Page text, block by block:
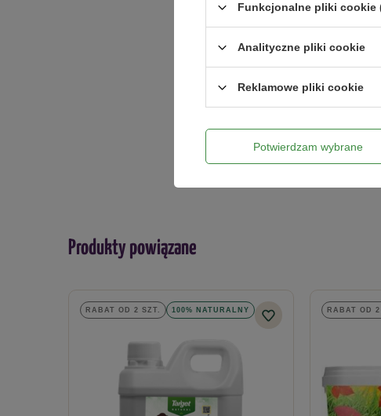
Dodaj własne
Twoje imię
Produkty powiązane
RABAT OD 2 SZT. 100% NATURALNY RABAT OD 2
Funkcjonalne pliki cookie
Analityczne pliki cookie
Reklamowe pliki cookie
Potwierdzam wybrane